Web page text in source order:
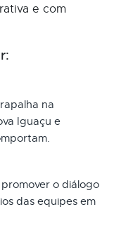
e com
na
Iguaçu e
o diálogo
das equipes em